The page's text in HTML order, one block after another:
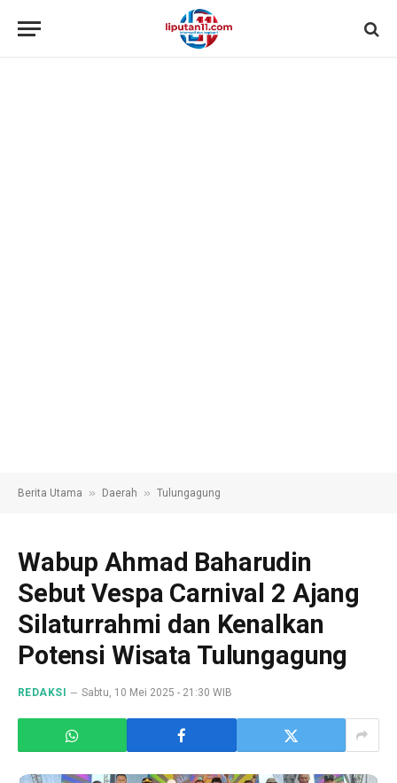
Berita Utama » Daerah » Tulungagung
Wabup Ahmad Baharudin
Sebut Vespa Carnival 2 Ajang
Silaturrahmi dan Kenalkan
Potensi Wisata Tulungagung
REDAKSI Sabtu, 10 Mei 2025 - 21:30 WIB